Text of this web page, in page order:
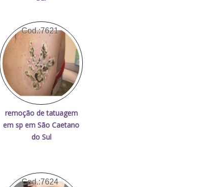
Cod.:7621
remoção de tatuagem
em sp em São Caetano
do Sul
Cod.:7624